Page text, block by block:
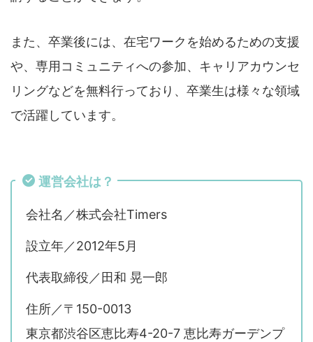
また、卒業後には、在宅ワークを始めるための支援
や、専用コミュニティへの参加、キャリアカウンセ
リングなどを無料行っており、卒業生は様々な領域
で活躍しています。
運営会社は？
会社名／株式会社Timers
設立年／2012年5月
代表取締役／田和 晃一郎
住所／〒150-0013
東京都渋谷区恵比寿4-20-7 恵比寿ガーデンプ